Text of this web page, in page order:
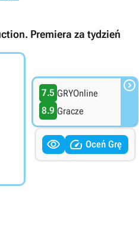
Premiera za tydzień
7.5 GRYOnline
8.9 Gracze

  Oceń Grę